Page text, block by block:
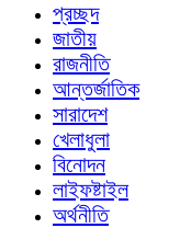
প্রচ্ছদ
জাতীয়
রাজনীতি
আন্তর্জাতিক
সারাদেশ
খেলাধুলা
বিনোদন
লাইফষ্টাইল
অর্থনীতি